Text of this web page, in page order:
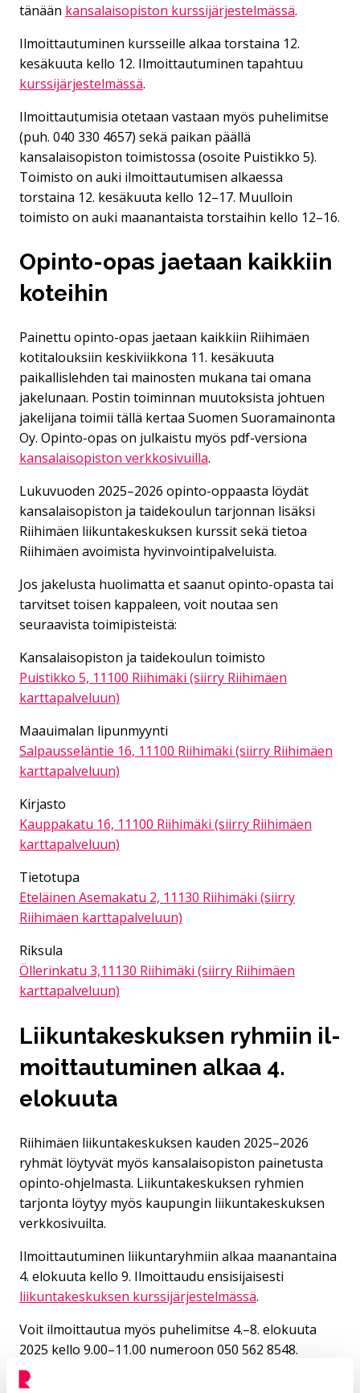
tänään kansalaisopiston kurssijärjestelmässä.
Ilmoittautuminen kursseille alkaa torstaina 12.
kesäkuuta kello 12. Ilmoittautuminen tapahtuu
kurssijärjestelmässä.
Ilmoittautumisia otetaan vastaan myös puhelimitse
(puh. 040 330 4657) sekä paikan päällä
kansalaisopiston toimistossa (osoite Puistikko 5).
Toimisto on auki ilmoittautumisen alkaessa
torstaina 12. kesäkuuta kello 12–17. Muulloin
toimisto on auki maanantaista torstaihin kello 12–16.
Opinto-opas jaetaan kaikkiin
koteihin
Painettu opinto-opas jaetaan kaikkiin Riihimäen
kotitalouksiin keskiviikkona 11. kesäkuuta
paikallislehden tai mainosten mukana tai omana
jakelunaan. Postin toiminnan muutoksista johtuen
jakelijana toimii tällä kertaa Suomen Suoramainonta
Oy. Opinto-opas on julkaistu myös pdf-versiona
kansalaisopiston verkkosivuilla.
Lukuvuoden 2025–2026 opinto-oppaasta löydät
kansalaisopiston ja taidekoulun tarjonnan lisäksi
Riihimäen liikuntakeskuksen kurssit sekä tietoa
Riihimäen avoimista hyvinvointipalveluista.
Jos jakelusta huolimatta et saanut opinto-opasta tai
tarvitset toisen kappaleen, voit noutaa sen
seuraavista toimipisteistä:
Kansalaisopiston ja taidekoulun toimisto
Puistikko 5, 11100 Riihimäki (siirry Riihimäen
karttapalveluun)
Maauimalan lipunmyynti
Salpausseläntie 16, 11100 Riihimäki (siirry Riihimäen
karttapalveluun)
Kirjasto
Kauppakatu 16, 11100 Riihimäki (siirry Riihimäen
karttapalveluun)
Tietotupa
Eteläinen Asemakatu 2, 11130 Riihimäki (siirry
Riihimäen karttapalveluun)
Riksula
Öllerinkatu 3,11130 Riihimäki (siirry Riihimäen
karttapalveluun)
Lii­kun­ta­kes­kuk­sen ryh­miin il­
moit­tau­tu­mi­nen al­kaa 4.
elokuuta
Riihimäen liikuntakeskuksen kauden 2025–2026
ryhmät löytyvät myös kansalaisopiston painetusta
opinto-ohjelmasta. Liikuntakeskuksen ryhmien
tarjonta löytyy myös kaupungin liikuntakeskuksen
verkkosivuilta.
Ilmoittautuminen liikuntaryhmiin alkaa maanantaina
4. elokuuta kello 9. Ilmoittaudu ensisijaisesti
liikuntakeskuksen kurssijärjestelmässä.
Voit ilmoittautua myös puhelimitse 4.–8. elokuuta
2025 kello 9.00–11.00 numeroon 050 562 8548.
Vapaita paikkoja voi tiedustella samasta numerosta